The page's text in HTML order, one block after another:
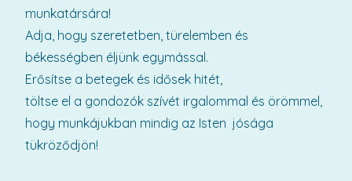
munkatársára!
Adja, hogy szeretetben, türelemben és
békességben éljünk egymással.
Erősítse a betegek és idősek hitét,
töltse el a gondozók szívét irgalommal és örömmel,
hogy munkájukban mindig az Isten jósága
tükröződjön!